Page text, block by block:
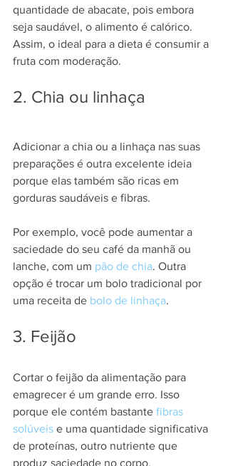
quantidade de abacate, pois embora
seja saudável, o alimento é calórico.
Assim, o ideal para a dieta é consumir a
fruta com moderação.
2. Chia ou linhaça
Adicionar a chia ou a linhaça nas suas
preparações é outra excelente ideia
porque elas também são ricas em
gorduras saudáveis e fibras.
Por exemplo, você pode aumentar a
saciedade do seu café da manhã ou
lanche, com um pão de chia. Outra
opção é trocar um bolo tradicional por
uma receita de bolo de linhaça.
3. Feijão
Cortar o feijão da alimentação para
emagrecer é um grande erro. Isso
porque ele contém bastante fibras
solúveis e uma quantidade significativa
de proteínas, outro nutriente que
produz saciedade no corpo.